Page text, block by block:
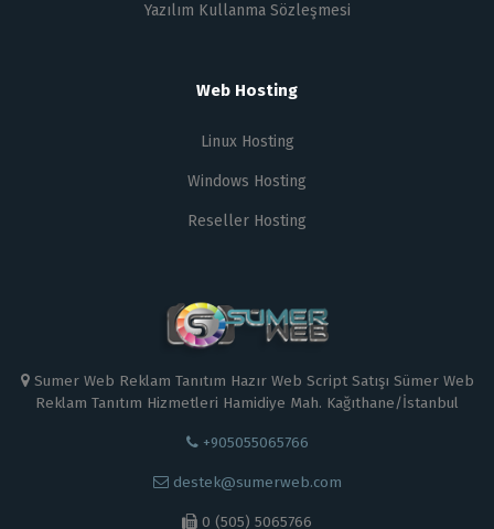
Yazılım Kullanma Sözleşmesi
Web Hosting
Linux Hosting
Windows Hosting
Reseller Hosting
Sumer Web Reklam Tanıtım Hazır Web Script Satışı Sümer Web
Reklam Tanıtım Hizmetleri Hamidiye Mah. Kağıthane/İstanbul
+905055065766
destek@sumerweb.com
0 (505) 5065766